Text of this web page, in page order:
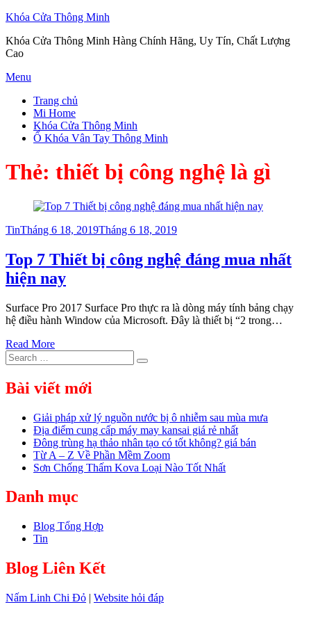
Khóa Cửa Thông Minh
Khóa Cửa Thông Minh Hàng Chính Hãng, Uy Tín, Chất Lượng
Cao
Skip
content
Menu
Trang chủ
Mi Home
Khóa Cửa Thông Minh
Ổ Khóa Vân Tay Thông Minh
Thẻ: thiết bị công nghệ là gì
TinPosted
Tháng 6 18, 2019Tháng 6 18, 2019
Top 7 Thiết bị công nghệ đáng mua nhất
hiện nay
Surface Pro 2017 Surface Pro thực ra là dòng máy tính bảng chạy
hệ điều hành Window của Microsoft. Đây là thiết bị “2 trong…
Read More
Search
for:
Search
Bài viết mới
Giải pháp xử lý nguồn nước bị ô nhiễm sau mùa mưa
Địa điểm cung cấp máy may kansai giá rẻ nhất
Đông trùng hạ thảo nhân tạo có tốt không? giá bán
Từ A – Z Về Phần Mềm Zoom
Sơn Chống Thấm Kova Loại Nào Tốt Nhất
Danh mục
Blog Tổng Hợp
Tin
Blog Liên Kết
Nấm Linh Chi Đỏ | Website hỏi đáp